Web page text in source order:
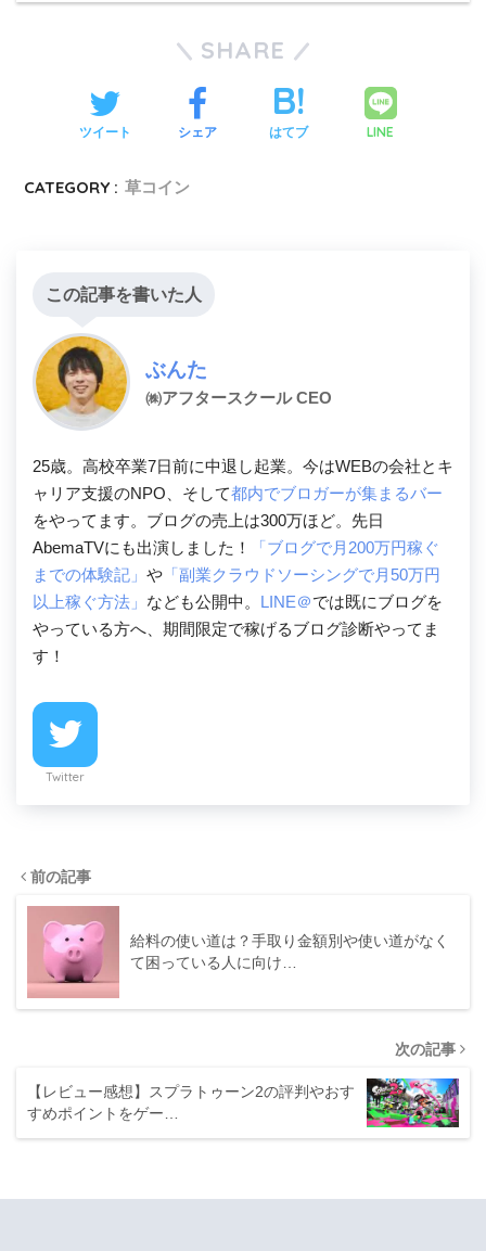
SHARE
ツイート シェア はてブ LINE
CATEGORY : 草コイン
この記事を書いた人
ぶんた
㈱アフタースクール CEO
25歳。高校卒業7日前に中退し起業。今はWEBの会社とキ
ャリア支援のNPO、そして都内でブロガーが集まるバー
をやってます。ブログの売上は300万ほど。先日
AbemaTVにも出演しました！
「ブログで月200万円稼ぐ
までの体験記」 や 「副業クラウドソーシングで月50万円
以上稼ぐ方法」 なども公開中。 LINE＠では既にブログを
やっている方へ、期間限定で稼げるブログ診断やってま
す！
Twitter
前の記事
給料の使い道は？手取り金額別や使い道がなく
て困っている人に向け…
次の記事
【レビュー感想】スプラトゥーン2の評判やおす
すめポイントをゲー…